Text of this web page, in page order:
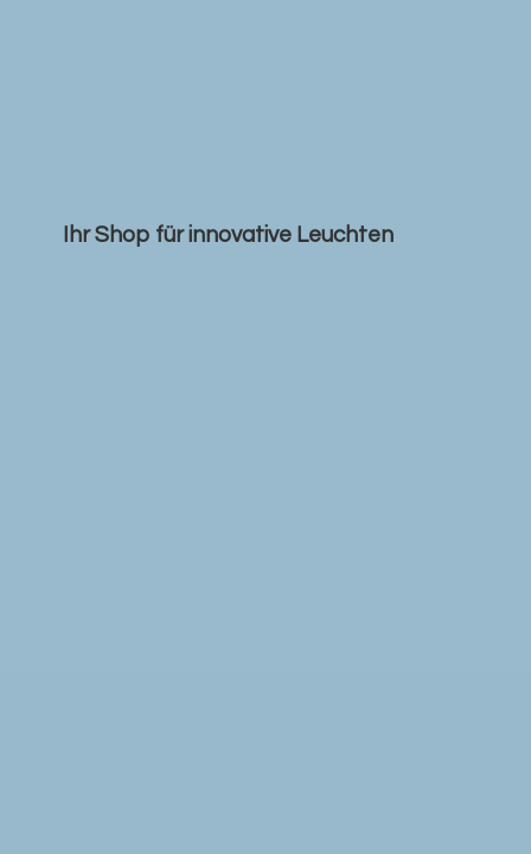
Ihr Shop fürinnovative Leuchten